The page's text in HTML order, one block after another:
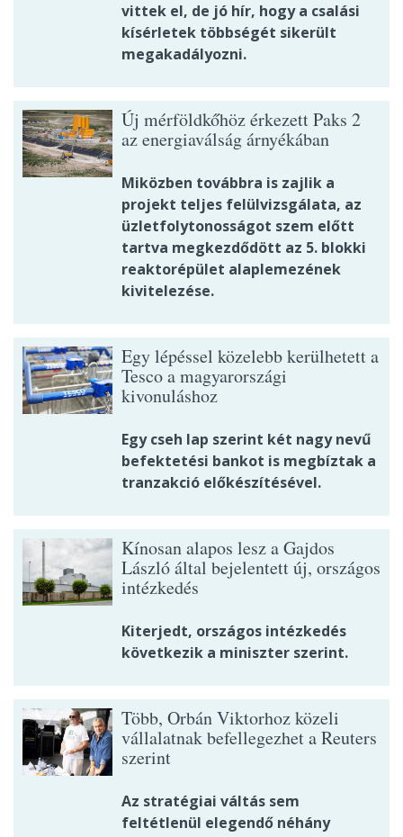
vittek el, de jó hír, hogy a csalási
kísérletek többségét sikerült
megakadályozni.
Új mérföldkőhöz érkezett Paks 2
az energiaválság árnyékában
Miközben továbbra is zajlik a
projekt teljes felülvizsgálata, az
üzletfolytonosságot szem előtt
tartva megkezdődött az 5. blokki
reaktorépület alaplemezének
kivitelezése.
Egy lépéssel közelebb kerülhetett a
Tesco a magyarországi
kivonuláshoz
Egy cseh lap szerint két nagy nevű
befektetési bankot is megbíztak a
tranzakció előkészítésével.
Kínosan alapos lesz a Gajdos
László által bejelentett új, országos
intézkedés
Kiterjedt, országos intézkedés
következik a miniszter szerint.
Több, Orbán Viktorhoz közeli
vállalatnak befellegezhet a Reuters
szerint
Az stratégiai váltás sem
feltétlenül elegendő néhány